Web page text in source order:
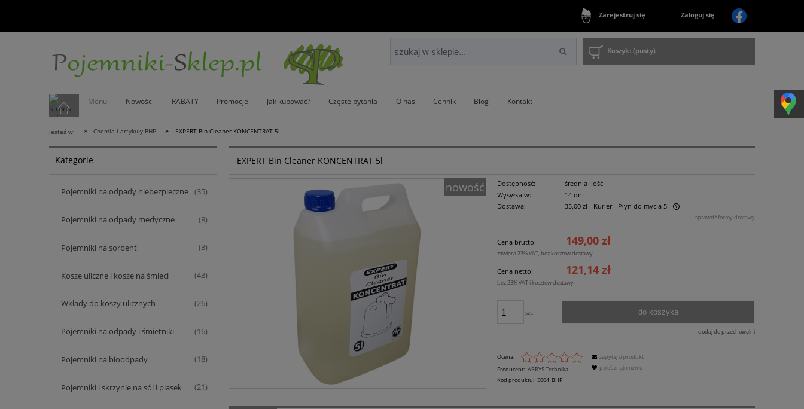
Zarejestruj się Zaloguj się
Koszyk: (pusty)
Menu Nowości RABATY Promocje Jak kupować? Częste pytania O nas Cennik Blog Kontakt
Jesteś w: » Chemia i artykuły BHP » EXPERT Bin Cleaner KONCENTRAT 5l
Kategorie
Pojemniki na odpady niebezpieczne (35)
Pojemniki na odpady medyczne (8)
Pojemniki na sorbent (3)
Kosze uliczne i kosze na śmieci (43)
Wkłady do koszy ulicznych (26)
Pojemniki na odpady i śmietniki (16)
Pojemniki na bioodpady (18)
Pojemniki i skrzynie na sól i piasek (21)
EXPERT Bin Cleaner KONCENTRAT 5l
nowość Dostępność:
średnia ilość
Wysyłka w:
14 dni
Dostawa:
35,00 zł - Kurier - Płyn do mycia 5l
płatności
sprawdź formy dostawy
Cena brutto: 149,00 zł
zawiera 23% VAT, bez kosztów dostawy
Cena netto: 121,14 zł
bez 23% VAT i kosztów dostawy
szt. do koszyka
dodaj do przechowalni
Ocena:
Producent: ABRYS Technika
Kod produktu: E004_BHP
zapytaj o produkt
poleć znajomemu